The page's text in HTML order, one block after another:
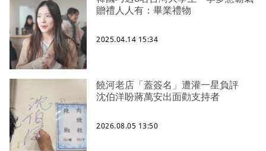
贈禮人人有：畢業禮物
2025.04.14 15:34
饒河老店「蓋簽名」遭灌一星負評
沈伯洋盼蔣萬安出面勸支持者
2026.08.05 13:50